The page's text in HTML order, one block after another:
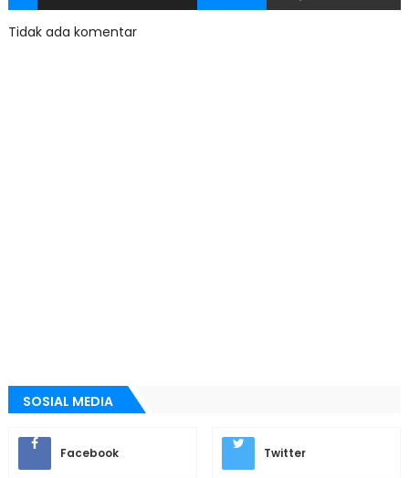
Tidak ada komentar
SOSIAL MEDIA
Facebook Twitter